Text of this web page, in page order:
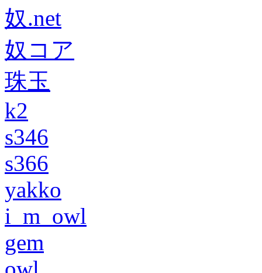
奴.net
奴コア
珠玉
k2
s346
s366
yakko
i_m_owl
gem